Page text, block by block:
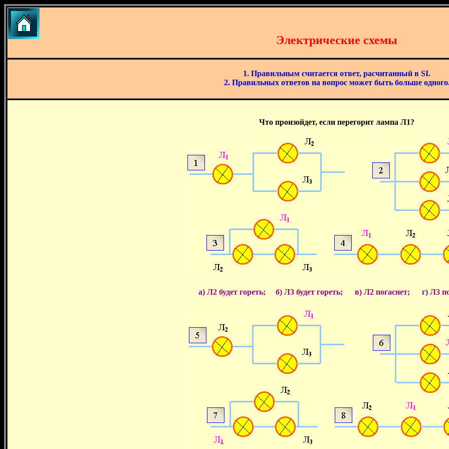
Электрические схемы
1. Правильным считается ответ, расчитанный в SI.
2. Правильных ответов на вопрос может быть больше
Что произойдет, если перегорит лампа Л1?
а) Л2 будет гореть; б) Л3 будет гореть; в) Л2 погаснет; г) Л3